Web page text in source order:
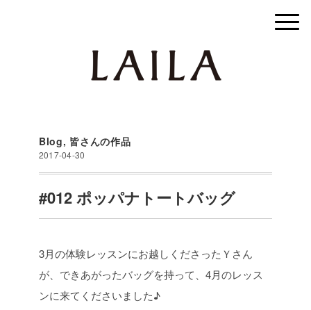
Blog, 皆さんの作品
2017-04-30
#012 ポッパナトートバッグ
3月の体験レッスンにお越しくださったＹさん
が、できあがったバッグを持って、4月のレッス
ンに来てくださいました♪